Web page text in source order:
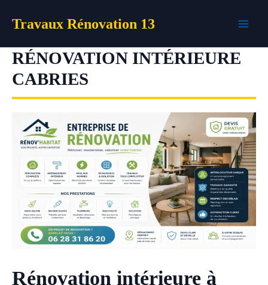
Travaux Rénovation 13
RÉNOVATION INTÉRIEURE
CABRIES
Rénovation intérieure à